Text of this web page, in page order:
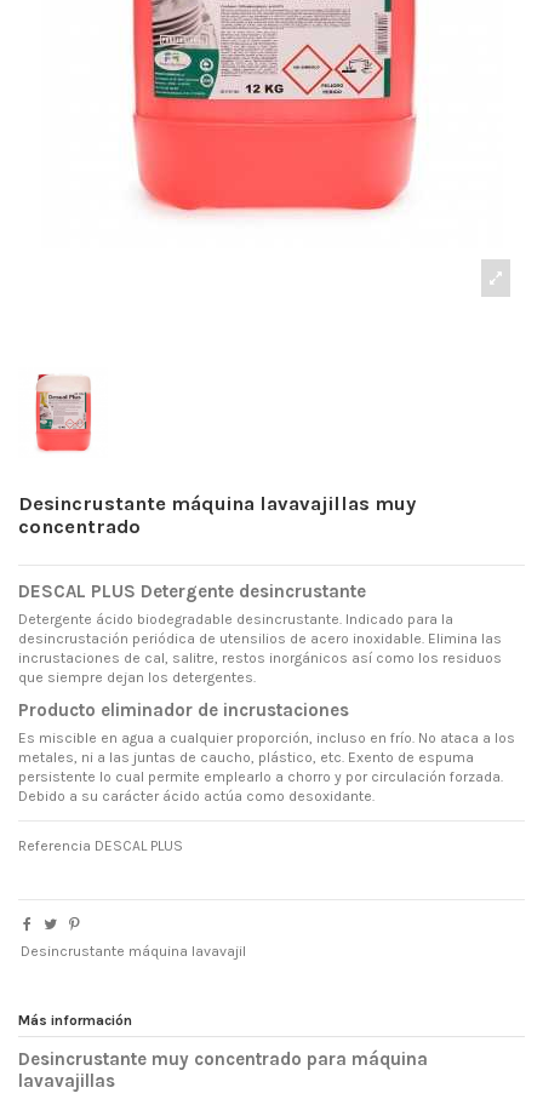
Desincrustante máquina lavavajillas muy
concentrado
DESCAL PLUS Detergente desincrustante
Detergente ácido biodegradable desincrustante. Indicado para la
desincrustación periódica de utensilios de acero inoxidable. Elimina las
incrustaciones de cal, salitre, restos inorgánicos así como los residuos
que siempre dejan los detergentes.
Producto eliminador de incrustaciones
Es miscible en agua a cualquier proporción, incluso en frío. No ataca a los
metales, ni a las juntas de caucho, plástico, etc. Exento de espuma
persistente lo cual permite emplearlo a chorro y por circulación forzada.
Debido a su carácter ácido actúa como desoxidante.
Referencia DESCAL PLUS
Desincrustante máquina lavavajil
Más información
Desincrustante muy concentrado para máquina
lavavajillas